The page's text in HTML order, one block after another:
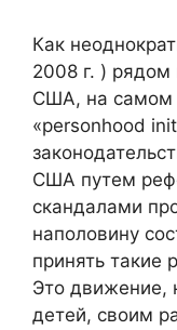
Как
2008 г. )
США, на самом
«personhood
США путем
скандалами
наполовину
принять такие
Это движение,
детей, своим